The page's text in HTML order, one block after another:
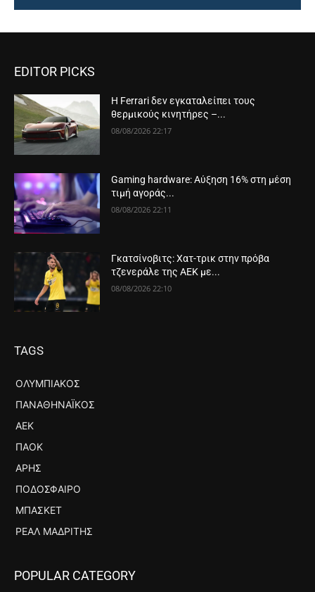
EDITOR PICKS
Η Ferrari δεν εγκαταλείπει τους
θερμικούς κινητήρες –...
08/08/2026 22:17
Gaming hardware: Αύξηση 16% στη μέση
τιμή αγοράς...
08/08/2026 22:11
Γκατσίνοβιτς: Χατ-τρικ στην πρόβα
τζενεράλε της ΑΕΚ με...
08/08/2026 22:10
TAGS
ΟΛΥΜΠΙΑΚΌΣ
ΠΑΝΑΘΗΝΑΪΚΌΣ
ΑΕΚ
ΠΑΟΚ
ΆΡΗΣ
ΠΟΔΌΣΦΑΙΡΟ
ΜΠΆΣΚΕΤ
ΡΕΆΛ ΜΑΔΡΊΤΗΣ
POPULAR CATEGORY